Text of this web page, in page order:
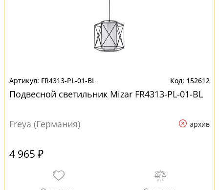
FR4313-PL-01-BL 152612
Подвесной светильник Mizar FR4313-PL-01-BL
Freya (Германия) архив
4 965 ₽